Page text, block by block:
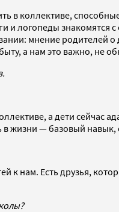
коллективе,
и логопеды
мнение родителей
а нам это важно, не
а дети сейчас
жизни — базовый
к нам. Есть друзья,